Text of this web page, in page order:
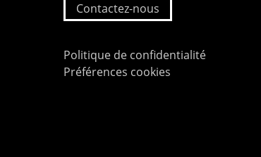
Contactez-nous
Politique de confidentialité
Préférences cookies